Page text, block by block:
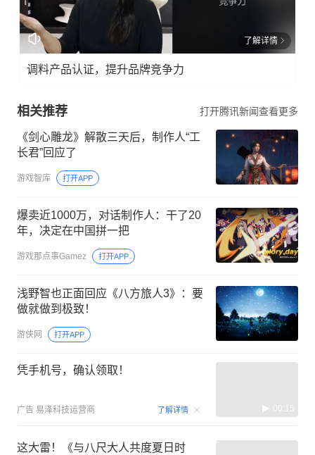
了解详情
调料产品认证，提升品牌竞争力
相关推荐 打开腾讯新闻查看更多
《剑心雕龙》解散三天后，制作人“工
长君”回应了
游戏智库 打开APP
爆卖近1000万，对话制作人：干了20
年，决定在中国拼一把
游戏那点事Gamez 打开APP
浅野智也正面回应《八方旅人3》：要
做就做到极致！
游侠网 打开APP
凭手机号，确认领取！
广告 易泽科技运营商 了解详情 00:15
这大雷！《与八尺大人共度夏日时